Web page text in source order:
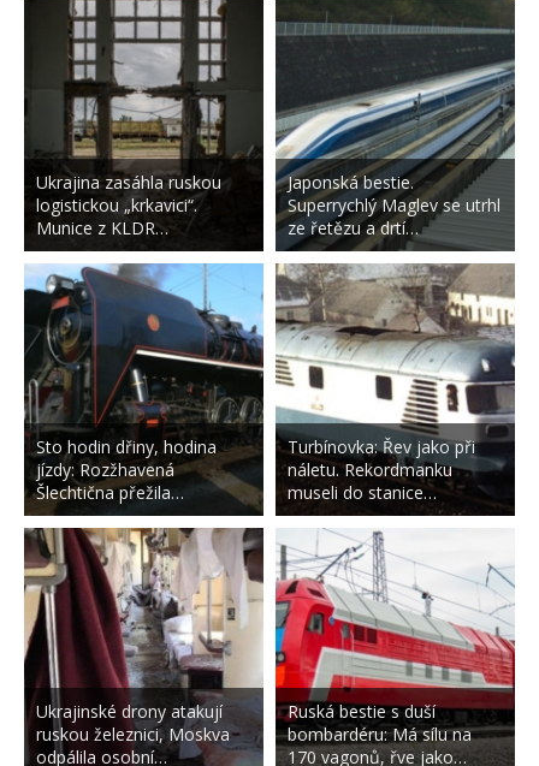
Ukrajina zasáhla ruskou
logistickou „krkavici“.
Munice z KLDR…
Sto hodin dřiny, hodina
jízdy: Rozžhavená
Šlechtična přežila…
Ukrajinské drony atakují
ruskou železnici, Moskva
odpálila osobní…
Japonská bestie.
Superrychlý Maglev se utrhl
ze řetězu a drtí…
Turbínovka: Řev jako při
náletu. Rekordmanku
museli do stanice…
Ruská bestie s duší
bombardéru: Má sílu na
170 vagonů, řve jako…